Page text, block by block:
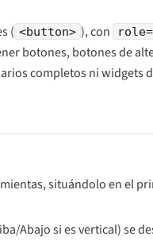
( <button> ), con
botones, botones de
completos ni widgets
situándolo en el
Abajo si es vertical) se